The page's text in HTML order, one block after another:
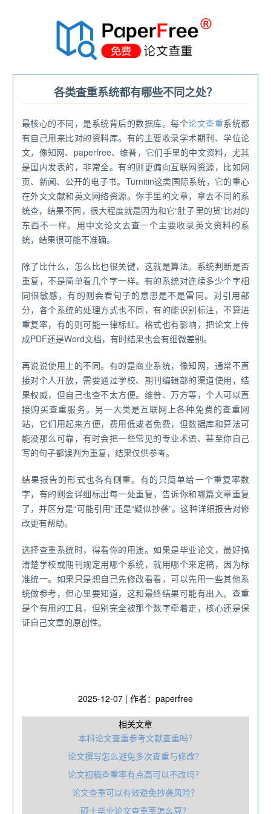
各类查重系统都有哪些不同之处？
最核心的不同，是系统背后的数据库。每个论文查重系统都
有自己用来比对的资料库。有的主要收录学术期刊、学位论
文，像知网、paperfree、维普，它们手里的中文资料，尤其
是国内发表的，非常全。有的则更偏向互联网资源，比如网
页、新闻、公开的电子书。Turnitin这类国际系统，它的重心
在外文文献和英文网络资源。你手里的文章，拿去不同的系
统查，结果不同，很大程度就是因为和它“肚子里的货”比对的
东西不一样。用中文论文去查一个主要收录英文资料的系
统，结果很可能不准确。
除了比什么，怎么比也很关键，这就是算法。系统判断是否
重复，不是简单看几个字一样。有的系统对连续多少个字相
同很敏感，有的则会看句子的意思是不是雷同。对引用部
分，各个系统的处理方式也不同，有的能识别标注，不算进
重复率，有的则可能一律标红。格式也有影响，把论文上传
成PDF还是Word文档，有时结果也会有细微差别。
再说说使用上的不同。有的是商业系统，像知网，通常不直
接对个人开放，需要通过学校、期刊编辑部的渠道使用，结
果权威，但自己也查不太方便。维普、万方等，个人可以直
接购买查重服务。另一大类是互联网上各种免费的查重网
站，它们用起来方便，费用低或者免费，但数据库和算法可
能没那么可靠，有时会把一些常见的专业术语、甚至你自己
写的句子都误判为重复，结果仅供参考。
结果报告的形式也各有侧重。有的只简单给一个重复率数
字，有的则会详细标出每一处重复，告诉你和哪篇文章重复
了，并区分是“可能引用”还是“疑似抄袭”。这种详细报告对修
改更有帮助。
选择查重系统时，得看你的用途。如果是毕业论文，最好搞
清楚学校或期刊规定用哪个系统，就用哪个来定稿，因为标
准统一。如果只是想自己先修改看看，可以先用一些其他系
统做参考，但心里要知道，这和最终结果可能有出入。查重
是个有用的工具，但别完全被那个数字牵着走，核心还是保
证自己文章的原创性。
2025-12-07 | 作者：paperfree
相关文章
本科论文查重参考文献查重吗?
论文撰写怎么避免多次查重与修改？
论文初稿查重率有点高可以不改吗？
论文查重可以有效避免抄袭风险？
硕士毕业论文查重率怎么算？